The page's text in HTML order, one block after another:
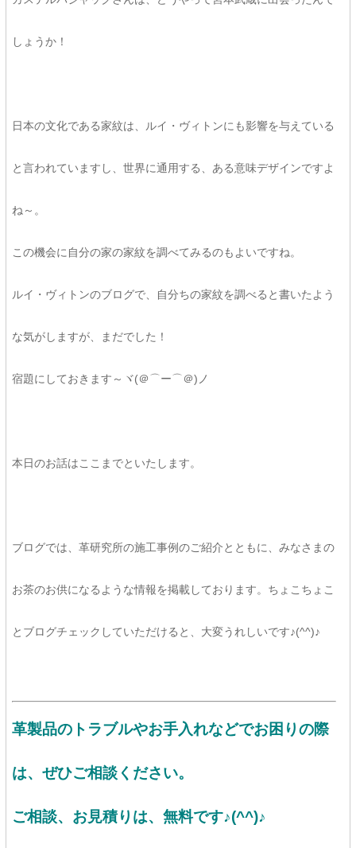
しょうか！
日本の文化である家紋は、ルイ・ヴィトンにも影響を与えている
と言われていますし、世界に通用する、ある意味デザインですよ
ね～。
この機会に自分の家の家紋を調べてみるのもよいですね。
ルイ・ヴィトンのブログで、自分ちの家紋を調べると書いたよう
な気がしますが、まだでした！
宿題にしておきます～ヾ(＠⌒ー⌒＠)ノ
本日のお話はここまでといたします。
ブログでは、革研究所の施工事例のご紹介とともに、みなさまの
お茶のお供になるような情報を掲載しております。ちょこちょこ
とブログチェックしていただけると、大変うれしいです♪(^^)♪
革製品のトラブルやお手入れなどでお困りの際
は、ぜひご相談ください。
ご相談、お見積りは、 無料です♪(^^)♪